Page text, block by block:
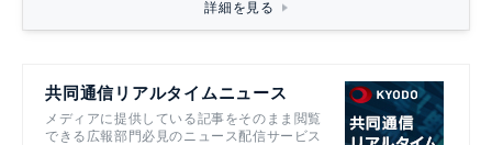
詳細を見る
共同通信リアルタイムニュース
メディアに提供している記事をそのまま閲覧
できる広報部門必見のニュース配信サービス